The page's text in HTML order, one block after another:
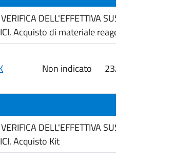
DELL'EFFETTIVA SUSSISTENZA
Acquisto di materiale reagentario.
Non indicato 23/06/2026
DELL'EFFETTIVA SUSSISTENZA
Acquisto Kit